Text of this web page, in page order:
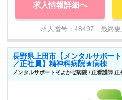
求人情報詳細へ
求人番号：48497 最終更
長野県上田市【メンタルサポー
／正社員】精神科病院★病棟
メンタルサポートそよかぜ病院 / 正看護師 正